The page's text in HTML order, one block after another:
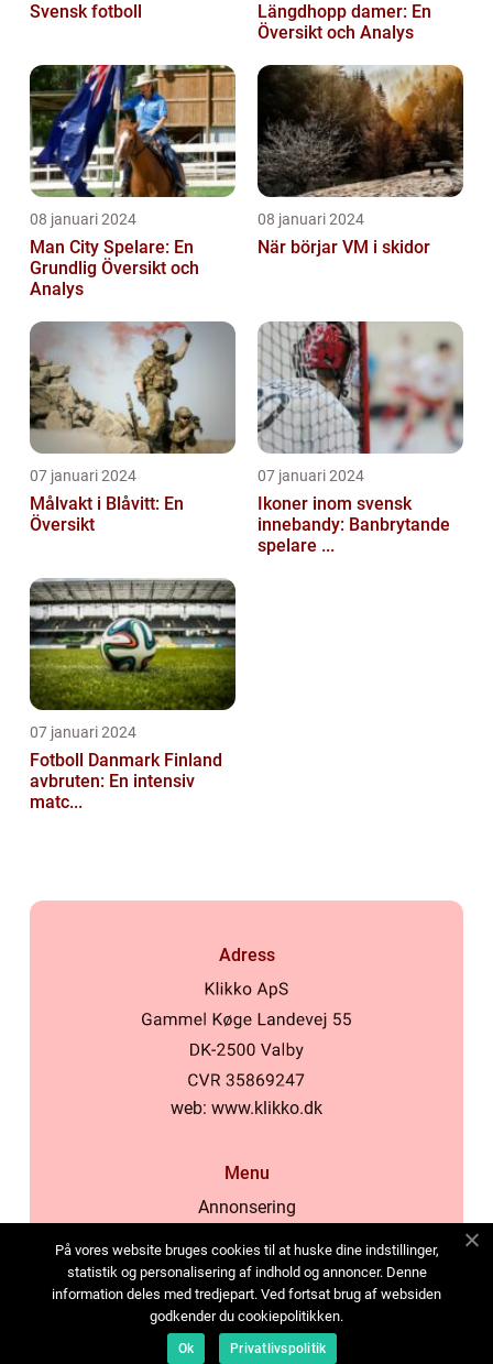
Svensk fotboll
Längdhopp damer: En
Översikt och Analys
08 januari 2024
Man City Spelare: En
Grundlig Översikt och
Analys
08 januari 2024
När börjar VM i skidor
07 januari 2024
Målvakt i Blåvitt: En
Översikt
07 januari 2024
Ikoner inom svensk
innebandy: Banbrytande
spelare ...
07 januari 2024
Fotboll Danmark Finland
avbruten: En intensiv
matc...
Adress
web: www.klikko.dk
Menu
Annonsering
Cookies
Kontakta oss
Sitemap
På vores website bruges cookies til at huske dine indstillinger,
statistik og personalisering af indhold og annoncer. Denne
information deles med tredjepart. Ved fortsat brug af websiden
godkender du cookiepolitikken.
Ok Privatlivspolitik